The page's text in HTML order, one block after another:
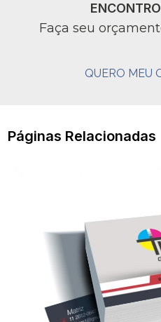
Faça seu
QUERO MEU
Páginas Relacionadas